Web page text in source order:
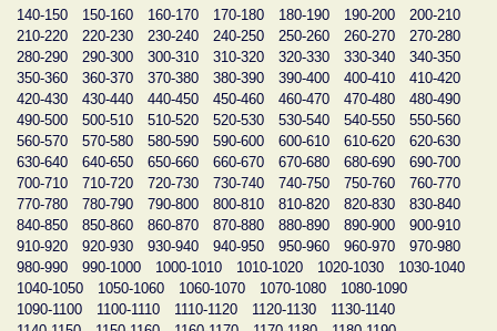
140-150
150-160 160-170 170-180 180-190 190-200
200-210
210-220
220-230 230-240 240-250 250-260 260-270
270-280
280-290
290-300 300-310 310-320 320-330 330-340
340-350
350-360
360-370 370-380 380-390 390-400 400-410
410-420
420-430
430-440 440-450 450-460 460-470 470-480
480-490
490-500
500-510 510-520 520-530 530-540 540-550
550-560
560-570
570-580 580-590 590-600 600-610 610-620
620-630
630-640
640-650 650-660 660-670 670-680 680-690
690-700
700-710
710-720 720-730 730-740 740-750 750-760
760-770
770-780
780-790 790-800 800-810 810-820 820-830
830-840
840-850
850-860 860-870 870-880 880-890 890-900
900-910
910-920
920-930 930-940 940-950 950-960 960-970
970-980
980-990
990-1000 1000-1010 1010-1020 1020-1030
1030-1040
1040-1050
1050-1060 1060-1070 1070-1080
1080-1090
1090-1100
1100-1110 1110-1120 1120-1130
1130-1140